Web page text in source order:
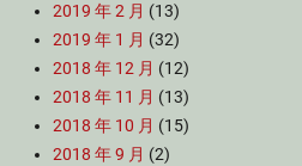
2019 年 2 月 (13)
2019 年 1 月 (32)
2018 年 12 月 (12)
2018 年 11 月 (13)
2018 年 10 月 (15)
2018 年 9 月 (2)